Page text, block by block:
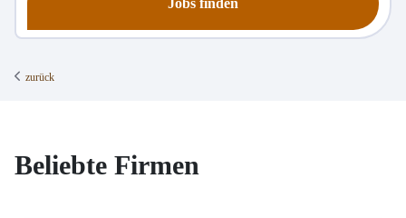
Jobs finden
zurück
Beliebte Firmen